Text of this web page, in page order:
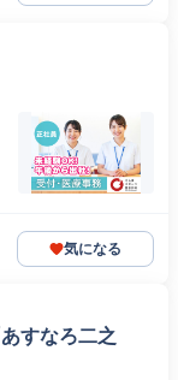
気になる
すなろ二之